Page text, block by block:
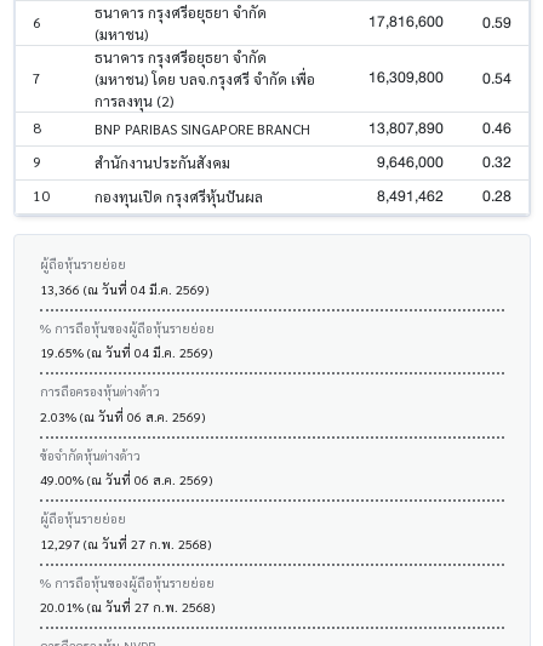
6
ธนาคาร กรุงศรีอยุธยา จำกัด
(มหาชน)
17,816,600 0.59
7
ธนาคาร กรุงศรีอยุธยา จำกัด
(มหาชน) โดย บลจ.กรุงศรี จำกัด เพื่อ
การลงทุน (2)
16,309,800 0.54
8 BNP PARIBAS SINGAPORE BRANCH 13,807,890 0.46
9 สำนักงานประกันสังคม 9,646,000 0.32
10 กองทุนเปิด กรุงศรีหุ้นปันผล 8,491,462 0.28
ผู้ถือหุ้นรายย่อย
13,366 (ณ วันที่ 04 มี.ค. 2569)
% การถือหุ้นของผู้ถือหุ้นรายย่อย
19.65% (ณ วันที่ 04 มี.ค. 2569)
การถือครองหุ้นต่างด้าว
2.03% (ณ วันที่ 06 ส.ค. 2569)
ข้อจำกัดหุ้นต่างด้าว
49.00% (ณ วันที่ 06 ส.ค. 2569)
ผู้ถือหุ้นรายย่อย
12,297 (ณ วันที่ 27 ก.พ. 2568)
% การถือหุ้นของผู้ถือหุ้นรายย่อย
20.01% (ณ วันที่ 27 ก.พ. 2568)